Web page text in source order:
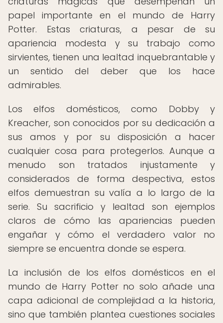
papel importante en el mundo de Harry
Potter. Estas criaturas, a pesar de su
apariencia modesta y su trabajo como
sirvientes, tienen una lealtad inquebrantable y
un sentido del deber que los hace
admirables.
Los elfos domésticos, como Dobby y
Kreacher, son conocidos por su dedicación a
sus amos y por su disposición a hacer
cualquier cosa para protegerlos. Aunque a
menudo son tratados injustamente y
considerados de forma despectiva, estos
elfos demuestran su valía a lo largo de la
serie. Su sacrificio y lealtad son ejemplos
claros de cómo las apariencias pueden
engañar y cómo el verdadero valor no
siempre se encuentra donde se espera.
La inclusión de los elfos domésticos en el
mundo de Harry Potter no solo añade una
capa adicional de complejidad a la historia,
sino que también plantea cuestiones sociales